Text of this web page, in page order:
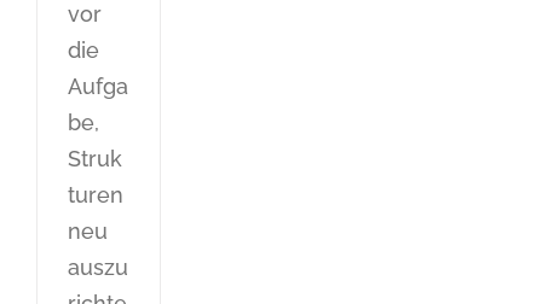
vor
die
Aufga
be,
Struk
turen
neu
auszu